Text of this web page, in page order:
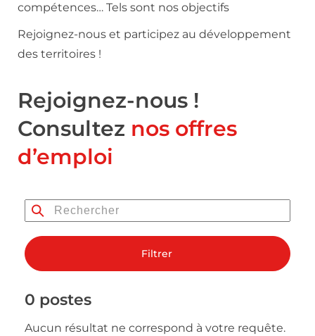
compétences… Tels sont nos objectifs
Rejoignez-nous et participez au développement
des territoires !
Rejoignez-nous !
Consultez nos offres
d’emploi
Filtrer
0 postes
Aucun résultat ne correspond à votre requête.